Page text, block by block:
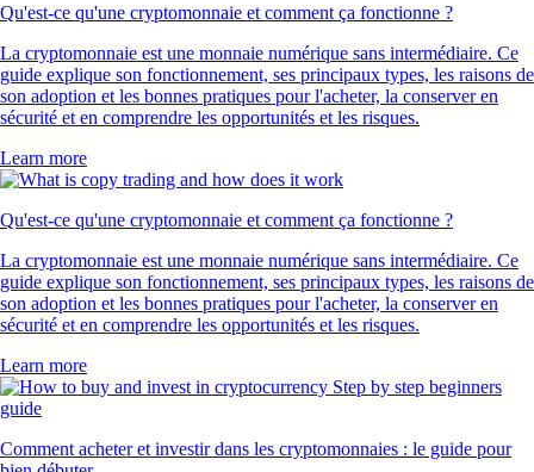
Qu'est-ce qu'une cryptomonnaie et comment ça fonctionne ?
La cryptomonnaie est une monnaie numérique sans intermédiaire. Ce
guide explique son fonctionnement, ses principaux types, les raisons de
son adoption et les bonnes pratiques pour l'acheter, la conserver en
sécurité et en comprendre les opportunités et les risques.
Learn more
Qu'est-ce qu'une cryptomonnaie et comment ça fonctionne ?
La cryptomonnaie est une monnaie numérique sans intermédiaire. Ce
guide explique son fonctionnement, ses principaux types, les raisons de
son adoption et les bonnes pratiques pour l'acheter, la conserver en
sécurité et en comprendre les opportunités et les risques.
Learn more
Comment acheter et investir dans les cryptomonnaies : le guide pour